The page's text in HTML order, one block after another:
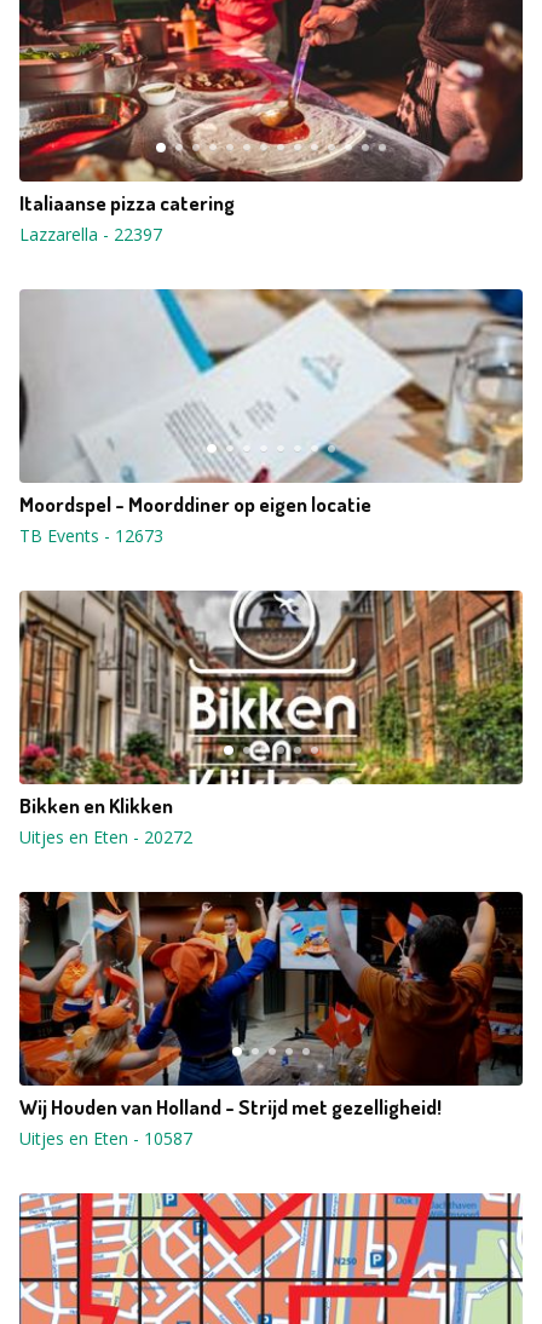
Italiaanse pizza catering
Lazzarella - 22397
Moordspel - Moorddiner op eigen locatie
TB Events - 12673
Bikken en Klikken
Uitjes en Eten - 20272
Wij Houden van Holland - Strijd met gezelligheid!
Uitjes en Eten - 10587